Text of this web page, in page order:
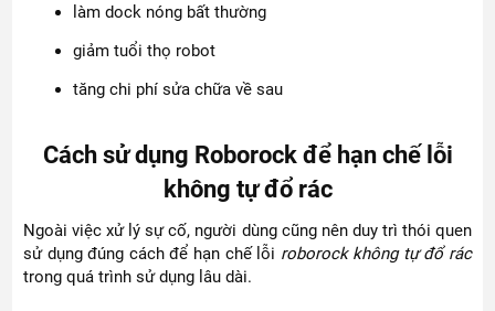
làm dock nóng bất thường
giảm tuổi thọ robot
tăng chi phí sửa chữa về sau
Cách sử dụng Roborock để hạn chế lỗi
không tự đổ rác
Ngoài việc xử lý sự cố, người dùng cũng nên duy trì thói quen
sử dụng đúng cách để hạn chế lỗi roborock không tự đổ rác
trong quá trình sử dụng lâu dài.